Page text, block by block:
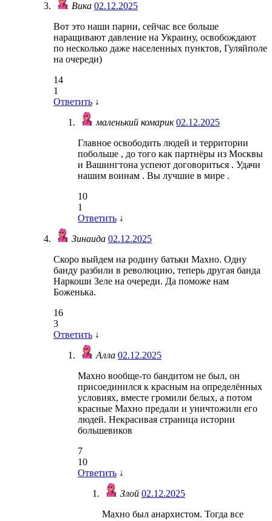
Вика 02.12.2025
Вот это наши парни, сейчас все больше
наращивают давление на Украину, освобождают
по несколько даже населенных пунктов, Гуляйполе
на очереди)
14
1
Ответить ↓
маленький комарик02.12.2025
Главное освободить людей и территории
побольше , до того как партнёры из Москвы
и Вашингтона успеют договориться . Удачи
нашим воинам . Вы лучшие в мире .
10
1
Ответить ↓
Зинаида 02.12.2025
Скоро выйдем на родину батьки Махно. Одну
банду разбили в революцию, теперь другая банда
Наркоши Зеле на очереди. Да поможе нам
Боженька.
16
3
Ответить ↓
Алла 02.12.2025
Махно вообще-то бандитом не был, он
присоединился к красным на определённых
условиях, вместе громили белых, а потом
красные Махно предали и уничтожили его
людей. Некрасивая страница истории
большевиков
7
10
Ответить ↓
Злой 02.12.2025
Махно был анархистом. Тогда все